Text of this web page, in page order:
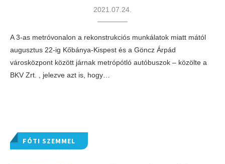
2021.07.24.
A 3-as metróvonalon a rekonstrukciós munkálatok miatt mától
augusztus 22-ig Kőbánya-Kispest és a Göncz Árpád
városközpont között járnak metrópótló autóbuszok – közölte a
BKV Zrt. , jelezve azt is, hogy…
FÓTI SZEMMEL